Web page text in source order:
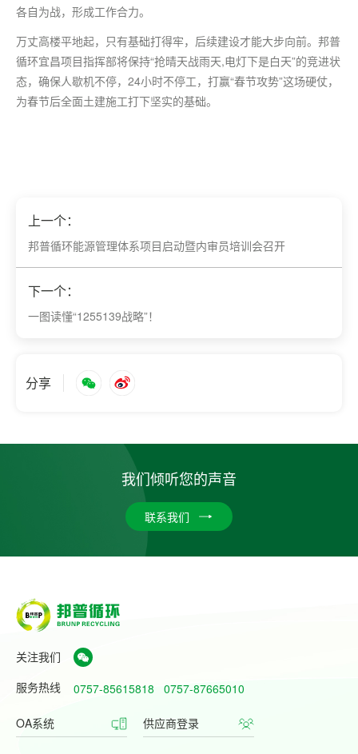
各自为战，形成工作合力。
万丈高楼平地起，只有基础打得牢，后续建设才能大步向前。邦普
循环宜昌项目指挥部将保持“抢晴天战雨天,电灯下是白天”的竞进状
态，确保人歇机不停，24小时不停工，打赢“春节攻势”这场硬仗，
为春节后全面土建施工打下坚实的基础。
上一个：
邦普循环能源管理体系项目启动暨内审员培训会召开
下一个：
一图读懂“1255139战略”！
分享
我们倾听您的声音
联系我们
关注我们
服务热线
0757-85615818 0757-87665010
OA系统 供应商登录